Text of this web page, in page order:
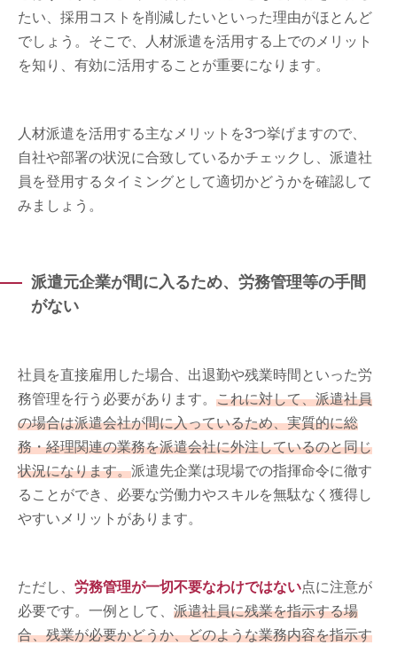
たい、採用コストを削減したいといった理由がほとんど
でしょう。そこで、人材派遣を活用する上でのメリット
を知り、有効に活用することが重要になります。
人材派遣を活用する主なメリットを3つ挙げますので、
自社や部署の状況に合致しているかチェックし、派遣社
員を登用するタイミングとして適切かどうかを確認して
みましょう。
派遣元企業が間に入るため、労務管理等の手間
がない
社員を直接雇用した場合、出退勤や残業時間といった労
務管理を行う必要があります。 これに対して、派遣社員
の場合は派遣会社が間に入っているため、実質的に総
務・経理関連の業務を派遣会社に外注しているのと同じ
状況になります。派遣先企業は現場での指揮命令に徹す
ることができ、必要な労働力やスキルを無駄なく獲得し
やすいメリットがあります。
ただし、 労務管理が一切不要なわけではない点に注意が
必要です。一例として、 派遣社員に残業を指示する場
合、残業が必要かどうか、どのような業務内容を指示す